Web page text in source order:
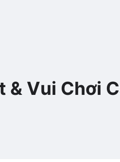
& Vui Chơi